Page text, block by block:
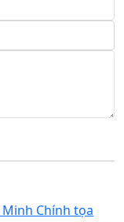
Chính tọa